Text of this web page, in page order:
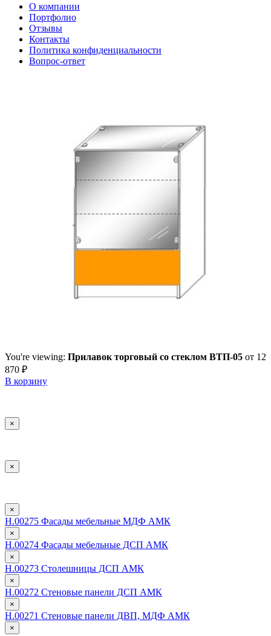
О компании
Портфолио
Отзывы
Контакты
Политика конфиденциальности
Вопрос-ответ
You're viewing: Прилавок торговый со стеклом ВТП-05 от 12
870 ₽
В корзину
×
×
×
Н.00275 Фасады мебельные МДФ АМК
×
Н.00274 Фасады мебельные ДСП АМК
×
Н.00273 Столешницы ДСП АМК
×
Н.00272 Стеновые панели ДСП АМК
×
Н.00271 Стеновые панели ДВП, МДФ АМК
×